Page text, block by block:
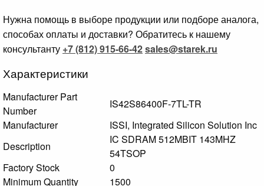
Нужна помощь в выборе продукции или подборе аналога,
способах оплаты и доставки? Обратитесь к нашему
консультанту +7 (812) 915-66-42sales@starek.ru
Характеристики
Manufacturer Part
Number
IS42S86400F-7TL-TR
Manufacturer
ISSI, Integrated Silicon Solution Inc
Description
IC SDRAM 512MBIT 143MHZ
54TSOP
Factory Stock
0
Minimum Quantity
1500